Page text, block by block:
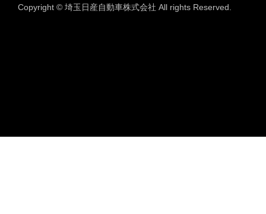
Copyright © 埼玉日産自動車株式会社 All rights Reserved.